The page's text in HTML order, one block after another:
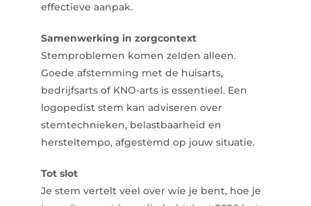
effectieve aanpak.
Samenwerking in zorgcontext
Stemproblemen komen zelden alleen.
Goede afstemming met de huisarts,
bedrijfsarts of KNO-arts is essentieel. Een
logopedist stem kan adviseren over
stemtechnieken, belastbaarheid en
hersteltempo, afgestemd op jouw situatie.
Tot slot
Je stem vertelt veel over wie je bent, hoe je